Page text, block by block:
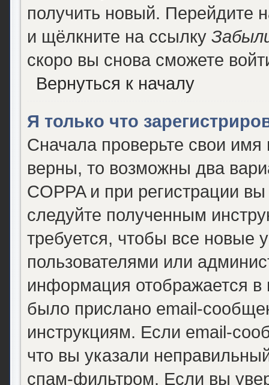
получить новый. Перейдите
и щёлкните на ссылку
скоро вы снова сможете
Вернуться к началу
Я только что
Сначала проверьте свои
верны, то возможны два
COPPA и при регистрации
следуйте полученным
требуется, чтобы все новые
пользователями или
информация отображается в
было прислано email-
инструкциям. Если email-
что вы указали
спам-фильтром. Если вы